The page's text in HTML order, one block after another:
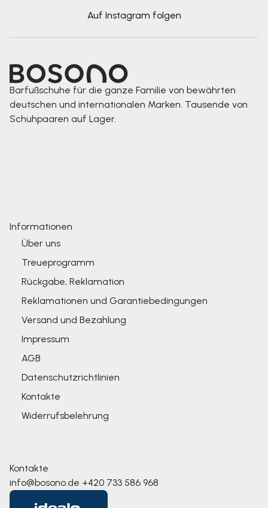
Auf Instagram folgen
Barfußschuhe für die ganze Familie von bewährten
deutschen und internationalen Marken. Tausende von
Schuhpaaren auf Lager.
Informationen
Über uns
Treueprogramm
Rückgabe, Reklamation
Reklamationen und Garantiebedingungen
Versand und Bezahlung
Impressum
AGB
Datenschutzrichtlinien
Kontakte
Widerrufsbelehrung
Kontakte
info@bosono.de +420 733 586 968